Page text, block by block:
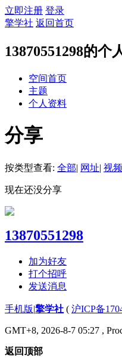
立即注册 登录
擎学社 返回首页
13870551298的个
空间首页
主题
个人资料
分享
按类型查看: 全部| 网址| 视频
现在还没分享
13870551298
加为好友
打个招呼
发送消息
手机版|擎学社 ( 沪ICP备
GMT+8, 2026-8-7 05:27 ,
返回顶部